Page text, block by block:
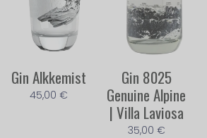
Gin Alkkemist
45,00 €
Gin 8025
Genuine Alpine
| Villa Laviosa
35,00 €